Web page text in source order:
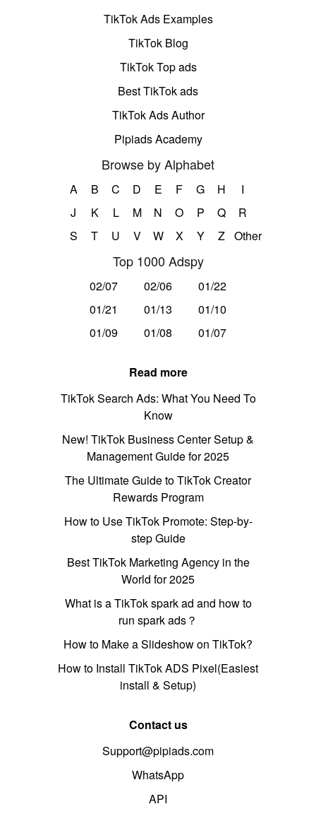
TikTok Ads Examples
TikTok Blog
TikTok Top ads
Best TikTok ads
TikTok Ads Author
Pipiads Academy
Browse by Alphabet
A B C D E F G H
I
J
K L M N O P Q
R
S
T U V W X Y Z Other
Top 1000 Adspy
02/07 02/06
01/22
01/21
01/13
01/10
01/09
01/08 01/07
Read more
TikTok Search Ads: What You Need To
Know
New! TikTok Business Center Setup &
Management Guide for 2025
The Ultimate Guide to TikTok Creator
Rewards Program
How to Use TikTok Promote: Step-by-
step Guide
Best TikTok Marketing Agency in the
World for 2025
What is a TikTok spark ad and how to
run spark ads？
How to Make a Slideshow on TikTok?
How to Install TikTok ADS Pixel(Easiest
install & Setup)
Contact us
Support@pipiads.com
WhatsApp
API